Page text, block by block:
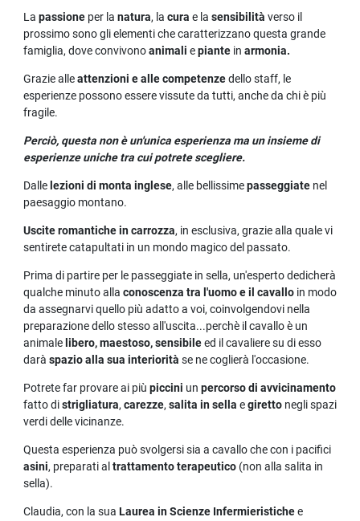
La passione per la natura, la cura e la sensibilità verso il
prossimo sono gli elementi che caratterizzano questa grande
famiglia, dove convivonoanimali epiante in armonia.
Grazie alleattenzioni e alle competenzedello staff, le
esperienze possono essere vissute da tutti, anche da chi è più
fragile.
Perciò, questa non è un'unica esperienza ma un insieme di
esperienze uniche tra cui potrete scegliere.
Dalle lezioni di monta inglese, alle bellissimepasseggiate nel
paesaggio montano.
Uscite romantiche in carrozza, in esclusiva, grazie alla quale vi
sentirete catapultati in un mondo magico del passato.
Prima di partire per le passeggiate in sella, un'esperto dedicherà
qualche minuto alla conoscenza tra l'uomo e il cavallo in modo
da assegnarvi quello più adatto a voi, coinvolgendovi nella
preparazione dello stesso all'uscita...perchè il cavallo è un
animale libero, maestoso, sensibileed il cavaliere su di esso
darà spazio alla sua interiorità se ne coglierà l'occasione.
Potrete far provare ai più piccini un percorso di avvicinamento
fatto distrigliatura, carezze, salita in sella egiretto negli spazi
verdi delle vicinanze.
Questa esperienza può svolgersi sia a cavallo che con i pacifici
asini, preparati al trattamento terapeutico (non alla salita in
sella).
Claudia, con la sua Laurea in Scienze Infermieristichee